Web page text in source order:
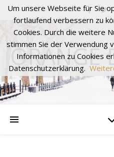
ORANGE
Um unsere Webseite für Sie
fortlaufend verbessern zu
Cookies. Durch die weitere
stimmen Sie der Verwendung
Informationen zu Cookies
Datenschutzerklärung.